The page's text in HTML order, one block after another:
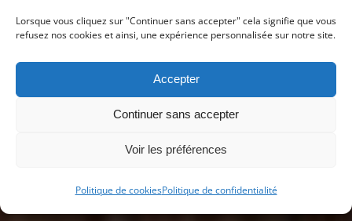
Lorsque vous cliquez sur "Continuer sans accepter" cela signifie que vous
refusez nos cookies et ainsi, une expérience personnalisée sur notre site.
Accepter
Continuer sans accepter
Voir les préférences
Politique de cookiesPolitique de confidentialité